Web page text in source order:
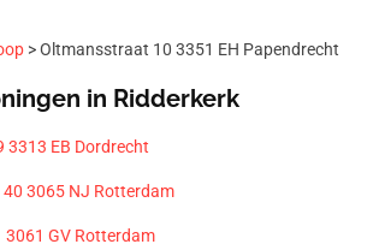
Oltmansstraat 10 3351 EH Papendrecht
in Ridderkerk
EB Dordrecht
3065 NJ Rotterdam
GV Rotterdam